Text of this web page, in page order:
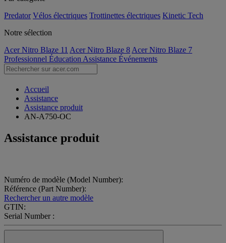
Predator Vélos électriques Trottinettes électriques Kinetic Tech
Notre sélection
Acer Nitro Blaze 11 Acer Nitro Blaze 8 Acer Nitro Blaze 7
Professionnel Éducation Assistance Événements
Accueil
Assistance
Assistance produit
AN-A750-OC
Assistance produit
Numéro de modèle (Model Number):
Référence (Part Number):
Rechercher un autre modèle
GTIN:
Serial Number :